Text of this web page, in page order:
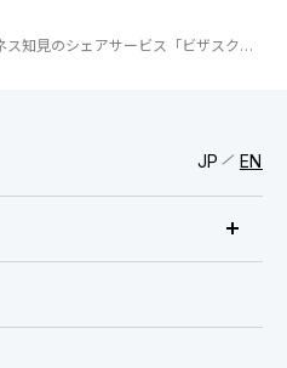
ビジネス知見のシェアサービス「ビザスク」、登録者数 100,000人を突破
JP EN